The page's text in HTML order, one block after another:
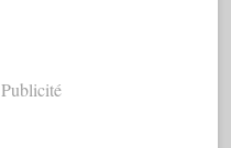
Publicité